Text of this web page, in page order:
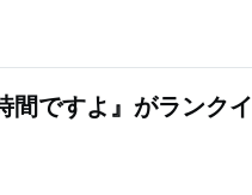
ですよ』がランクイ